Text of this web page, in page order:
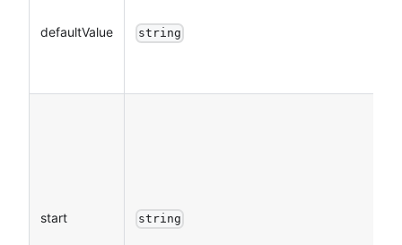
defaultValue string
start string